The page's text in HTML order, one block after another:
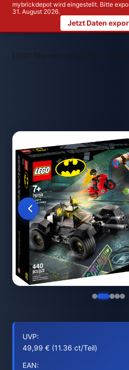
mybrickdepot wird eingestellt. Bitte
31. August 2026.
Jetzt Daten
LEGO Themen >
UVP:
49,99 € (11.36 ct/Teil)
EAN: